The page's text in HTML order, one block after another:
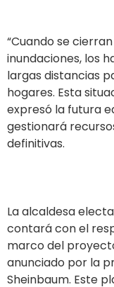
“Cuando se
inundaciones, los
largas distancias
hogares. Esta
expresó la futura
gestionará
definitivas.
La alcaldesa
contará con el
marco del
anunciado por la
Sheinbaum. Este